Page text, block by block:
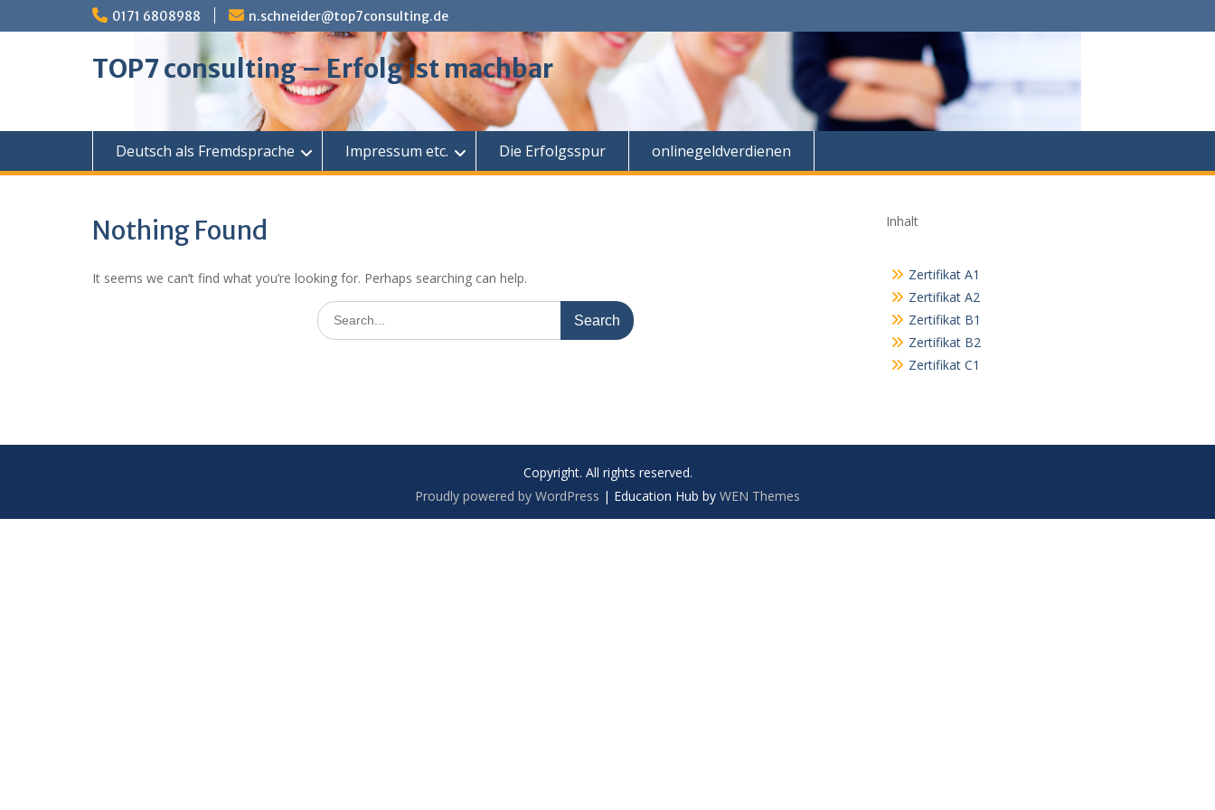
to
0171 6808988 n.schneider@top7consulting.de
TOP7 consulting – Erfolg ist machbar
Deutsch als Fremdsprache Impressum etc. Die Erfolgsspur onlinegeldverdienen
Nothing Found
It seems we can’t find what you’re looking for. Perhaps searching can help.
Search
for:
Inhalt
Zertifikat A1
Zertifikat A2
Zertifikat B1
Zertifikat B2
Zertifikat C1
Copyright. All rights reserved.
Proudly powered by WordPress | Education Hub by WEN Themes